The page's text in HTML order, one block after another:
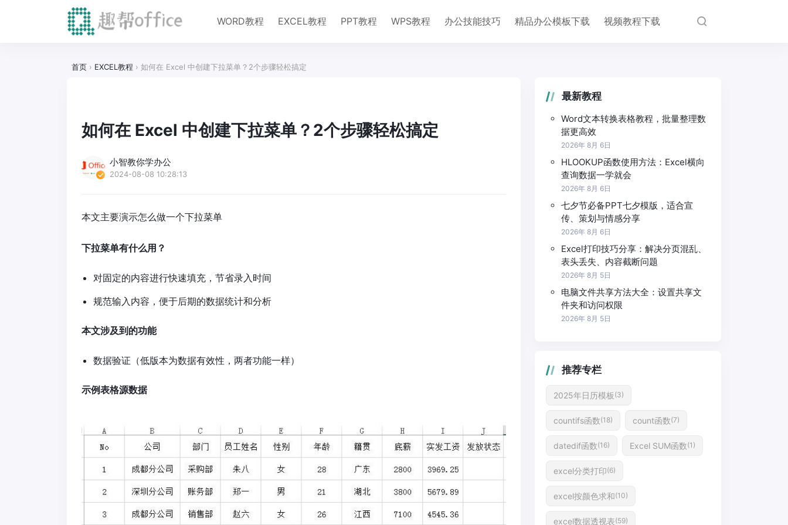
WORD教程 EXCEL教程 PPT教程 WPS教程 办公技能技巧 精品办公模板下载 视频教程下载
首页 › EXCEL教程 › 如何在 Excel 中创建下拉菜单？2个步骤轻松搞定
如何在 Excel 中创建下拉菜单？2个步骤轻松搞定
小智教你学办公
2024-08-08 10:28:13
本文主要演示怎么做一个下拉菜单
下拉菜单有什么用？
对固定的内容进行快速填充，节省录入时间
规范输入内容，便于后期的数据统计和分析
本文涉及到的功能
数据验证（低版本为数据有效性，两者功能一样）
示例表格源数据
最新教程
Word文本转换表格教程，批量整理数
据更高效
2026年 8月 6日
HLOOKUP函数使用方法：Excel横向
查询数据一学就会
2026年 8月 6日
七夕节必备PPT七夕模版，适合宣
传、策划与情感分享
2026年 8月 6日
Excel打印技巧分享：解决分页混乱、
表头丢失、内容截断问题
2026年 8月 5日
电脑文件共享方法大全：设置共享文
件夹和访问权限
2026年 8月 5日
推荐专栏
2025年日历模板 (3)
countifs函数(18) count函数(7)
datedif函数(16) Excel SUM函数(1)
excel分类打印(6)
excel按颜色求和(10)
excel数据透视表(59)